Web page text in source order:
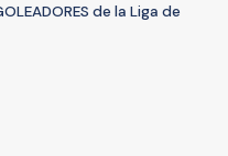
de la Liga de